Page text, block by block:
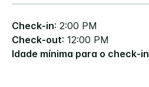
Check-in: 2:00 PM
Check-out: 12:00 PM
Idade mínima para o check-in